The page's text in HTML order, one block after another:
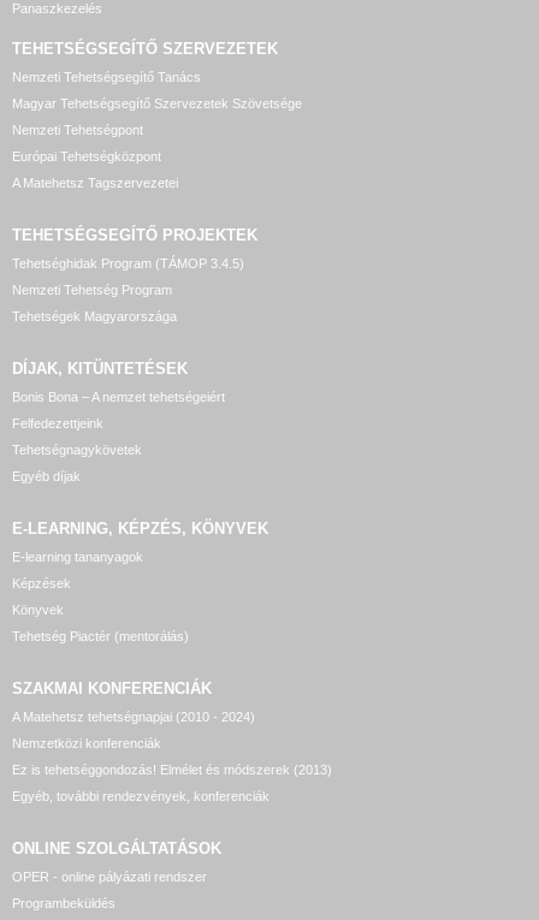
Panaszkezelés
TEHETSÉGSEGÍTŐ SZERVEZETEK
Nemzeti Tehetségsegítő Tanács
Magyar Tehetségsegítő Szervezetek Szövetsége
Nemzeti Tehetségpont
Európai Tehetségközpont
A Matehetsz Tagszervezetei
TEHETSÉGSEGÍTŐ PROJEKTEK
Tehetséghidak Program (TÁMOP 3.4.5)
Nemzeti Tehetség Program
Tehetségek Magyarországa
DÍJAK, KITÜNTETÉSEK
Bonis Bona – A nemzet tehetségeiért
Felfedezettjeink
Tehetségnagykövetek
Egyéb díjak
E-LEARNING, KÉPZÉS, KÖNYVEK
E-learning tananyagok
Képzések
Könyvek
Tehetség Piactér (mentorálás)
SZAKMAI KONFERENCIÁK
A Matehetsz tehetségnapjai (2010 - 2024)
Nemzetközi konferenciák
Ez is tehetséggondozás! Elmélet és módszerek (2013)
Egyéb, további rendezvények, konferenciák
ONLINE SZOLGÁLTATÁSOK
OPER - online pályázati rendszer
Programbeküldés